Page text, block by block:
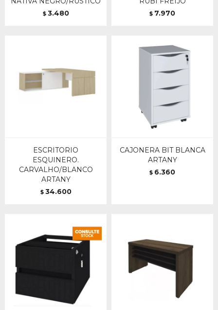
$ 3.480 $ 7.970
ESCRITORIO
ESQUINERO.
CARVALHO/BLANCO
ARTANY
$ 34.600
CAJONERA BIT BLANCA
ARTANY
$ 6.360